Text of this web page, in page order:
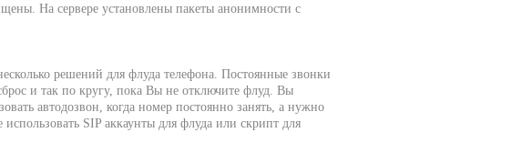
На сервере установлены пакеты анонимности с
решений для флуда телефона. Постоянные звонки
и так по кругу, пока Вы не отключите флуд. Вы
автодозвон, когда номер постоянно занять, а нужно
SIP аккаунты для флуда или скрипт для